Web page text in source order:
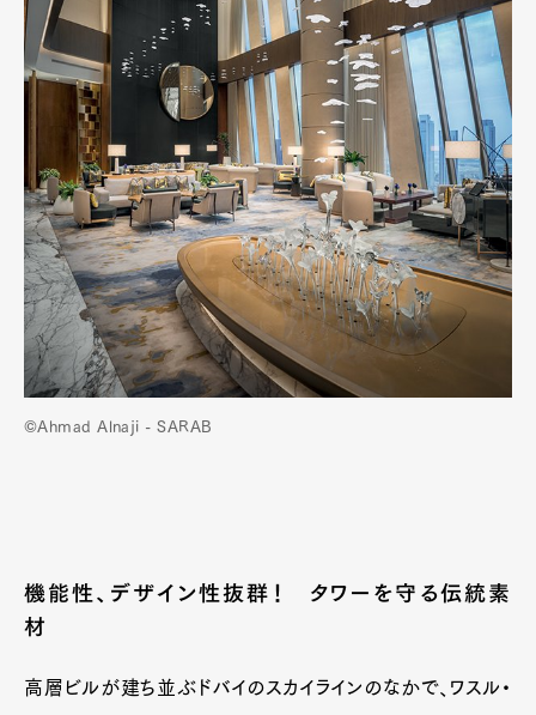
©Ahmad Alnaji - SARAB
機能性、デザイン性抜群！ タワーを守る伝統素
材
高層ビルが建ち並ぶドバイのスカイラインのなかで、ワスル・